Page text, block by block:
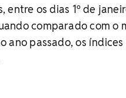
entre os dias 1º de
comparado com o
ano passado, os